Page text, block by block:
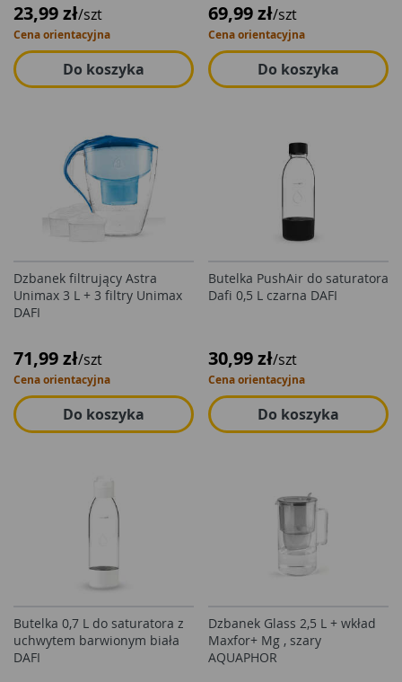
23,99 zł/szt
Cena orientacyjna
Do koszyka
69,99 zł/szt
Cena orientacyjna
Do koszyka
Dzbanek filtrujący Astra
Unimax 3 L + 3 filtry Unimax
DAFI
71,99 zł/szt
Cena orientacyjna
Do koszyka
Butelka PushAir do saturatora
Dafi 0,5 L czarna DAFI
30,99 zł/szt
Cena orientacyjna
Do koszyka
Butelka 0,7 L do saturatora z
uchwytem barwionym biała
DAFI
Dzbanek Glass 2,5 L + wkład
Maxfor+ Mg , szary
AQUAPHOR